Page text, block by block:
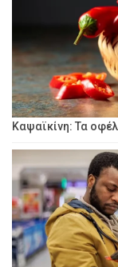
Καψαϊκίνη: Τα